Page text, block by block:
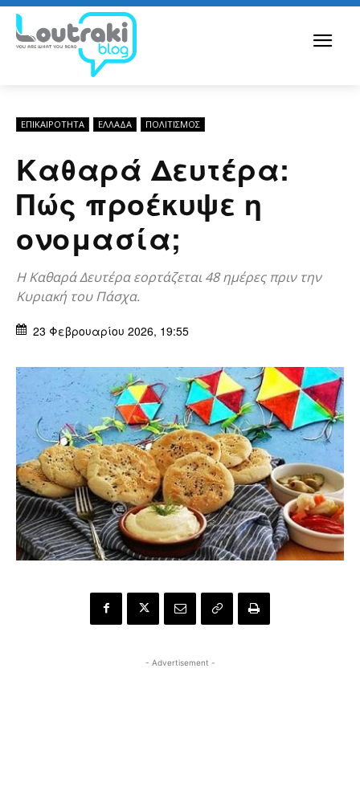
ΕΠΙΚΑΙΡΟΤΗΤΑ ΕΛΛΆΔΑ ΠΟΛΙΤΙΣΜΟΣ
Καθαρά Δευτέρα:
Πώς προέκυψε η
ονομασία;
Η Καθαρά Δευτέρα εορτάζεται 48 ημέρες πριν την
Κυριακή του Πάσχα.
23 Φεβρουαρίου 2026, 19:55
- Advertisement -